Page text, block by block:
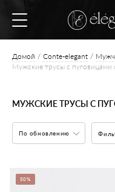
Домой Conte-elegant
Мужские трусы с пуговицами
МУЖСКИЕ ТРУСЫ С
По обновлению
50%